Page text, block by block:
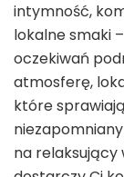
intymność,
lokalne smaki
oczekiwań
atmosferę,
które
na relaksujący